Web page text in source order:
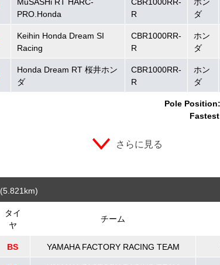
Pole Position:
PRO.Honda
R
ダ
Keihin Honda Dream SI
Racing
CBR1000RR-
R
ホン
ダ
Honda Dream RT 桜井ホン
ダ
CBR1000RR-
R
ホン
ダ
さらに見る
(5.821 km)
タイ
ヤ
チーム
BS YAMAHA FACTORY RACING TEAM